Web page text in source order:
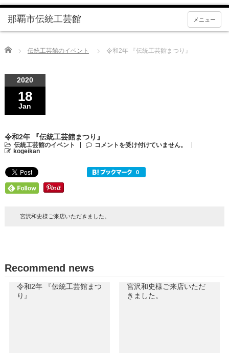
メニュー
Home 伝統工芸館のイベント 令和2年 『伝統工芸館まつり』
2020
18
Jan
令和2年 『伝統工芸館まつり』
伝統工芸館のイベント
コメントを受け付けていません。
kogeikan
宮沢和史様ご来店いただきました。
Recommend news
令和2年 『伝統工芸館まつ
り』
宮沢和史様ご来店いただ
きました。